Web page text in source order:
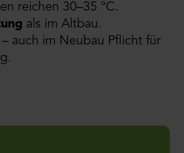
reichen 30–35 °C.
als im Altbau.
– auch im Neubau Pflicht für